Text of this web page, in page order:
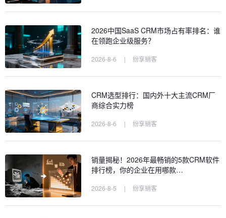
2026中国SaaS CRM市场占有率排名：谁
在领跑企业级服务？
2026-8-6 | 纷享销客
CRM选型排行：国内外十大主流CRM厂
商综合实力榜
2026-8-6 | 纷享销客
销量揭秘！2026年最畅销的5款CRM软件
排行榜，你的企业在用哪款…
2026-8-5 | 纷享销客